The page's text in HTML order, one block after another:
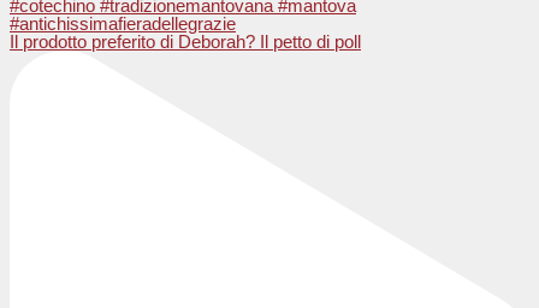
Il prodotto preferito di Deborah? Il petto di poll